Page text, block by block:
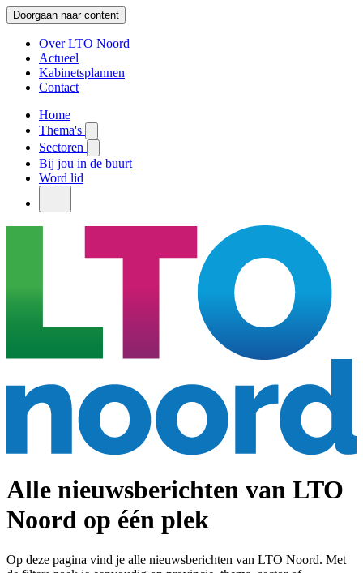
Doorgaan naar content
Over LTO Noord
Actueel
Kabinetsplannen
Contact
Home
Thema's
Sectoren
Bij jou in de buurt
Word lid
Alle nieuwsberichten van LTO
Noord op één plek
Op deze pagina vind je alle nieuwsberichten van LTO Noord. Met